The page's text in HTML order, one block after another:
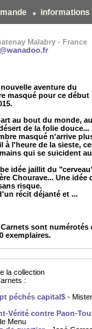
informations
Malabry - France
aventure du
masqué pour ce début
au bout du monde, au
de la folie douce...
masqué n'arrive
à l'heure de la sieste,
qui se suicident au
idée jaillit du
Chourave... Une idée
risque.
récit déjanté et ...
sont numérotés
exemplaires.
la collection
:
péchés capital$ - Mister
Vérité contre Paon-
Menu